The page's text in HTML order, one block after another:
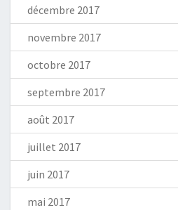
décembre 2017
novembre 2017
octobre 2017
septembre 2017
août 2017
juillet 2017
juin 2017
mai 2017